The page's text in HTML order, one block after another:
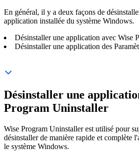
En général, il y a deux façons de
application installée du système Windows.
Désinstaller une application avec Wise
Désinstaller une application des
Désinstaller une
Program Uninstaller
Wise Program Uninstaller est utilisé pour
désinstaller de manière rapide et complète
le système Windows.